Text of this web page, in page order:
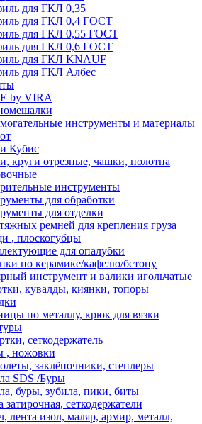
для ГКЛ 0,35
для ГКЛ 0,4 ГОСТ
для ГКЛ 0,55 ГОСТ
для ГКЛ 0,6 ГОСТ
для ГКЛ KNAUF
для ГКЛ Албес
by VIRA
инструменты и материалы
Кубис
круги отрезные, чашки, полотна
инструменты
для обработки
для отделки
ремней для крепления груза
, плоскогубцы
для опалубки
по керамике/кафелю/бетону
инструмент и валики игольчатые
кувалды, киянки, топоры
по металлу, крюк для вязки
сеткодержатель
, ножовки
заклёпочники, степлеры
SDS /Буры
буры, зубила, пики, биты
затирочная, сеткодержатели
лента изол, маляр, армир, металл,